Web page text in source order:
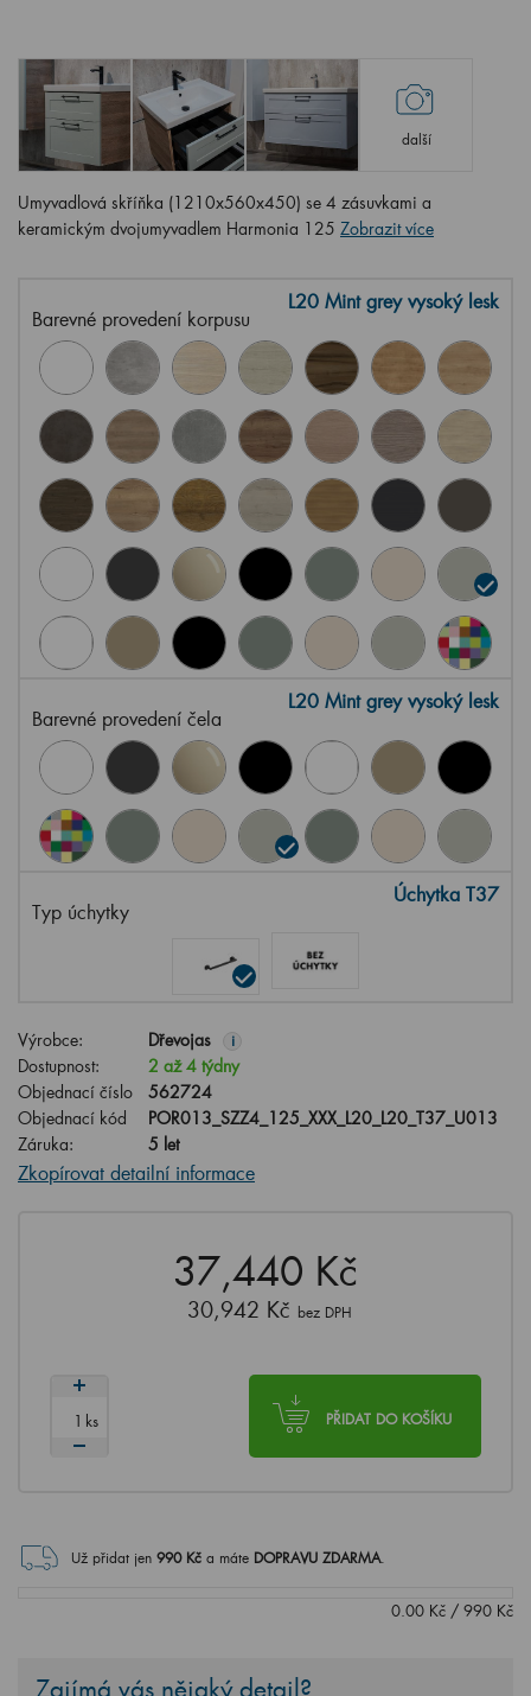
další
Umyvadlová skříňka (1210x560x450) se 4 zásuvkami a
keramickým dvojumyvadlem Harmonia 125 Zobrazit více
Barevné provedení korpusu
L20 Mint grey vysoký lesk
Barevné provedení čela
L20 Mint grey vysoký lesk
Typ úchytky
Úchytka T37
Výrobce: Dřevojas i
Dostupnost:
2 až 4 týdny
Objednací číslo
562724
Objednací kód
POR013_SZZ4_125_XXX_L20_L20_T37_U013
Záruka:
5 let
Zkopírovat detailní informace
37,440 Kč
30,942 Kč bez DPH
PŘIDAT DO KOŠÍKU
ks
Už přidat jen 990Kč a máte DOPRAVU ZDARMA.
0.00 Kč / 990 Kč
Zajímá vás nějaký detail?